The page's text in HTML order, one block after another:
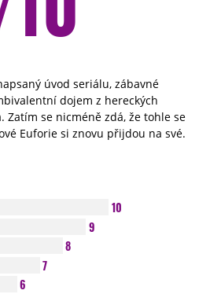
úvod seriálu, zábavné
dojem z hereckých
Zatím se nicméně zdá, že tohle se
Euforie si znovu přijdou na své.
10
9
8
7
6